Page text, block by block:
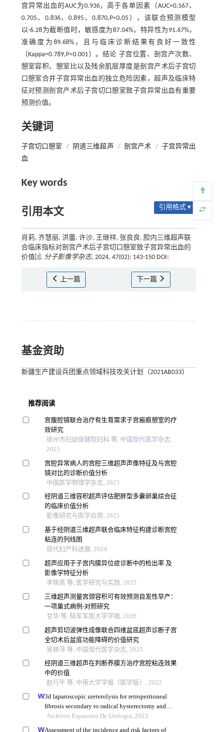
宫异常出血的AUC为0.936，高于各单因素（AUC=0.567、
0.705、0.836、0.895、0.870,P<0.05），该联合预测模型
以-6.28为截断值时，敏感度为87.04%，特异性为91.67%，
准确度为89.68%，且与临床诊断结果有良好一致性
（Kappa=0.789,P<0.001）。结论 子宫位置、剖宫产次数、
憩室容积、憩室比以及残余肌层厚度是剖宫产术后子宫切
口憩室合并子宫异常出血的独立危险因素，超声及临床特
征对预测剖宫产术后子宫切口憩室致子宫异常出血有重要
预测价值。
关键词
子宫切口憩室 / 阴道三维超声 / 剖宫产术 / 子宫异常出
血
Key words
引用本文 引用格式 ▾
肖莉, 齐慧丽, 洪蕾, 许沙, 王继祥, 张良良. 腔内三维超声联
合临床指标对剖宫产术后子宫切口憩室致子宫异常出血的
价值[J]. 分子影像学杂志, 2024, 47(02): 143-150 DOI:
上一篇 下一篇
基金资助
新疆生产建设兵团重点领域科技攻关计划（2021AB033）